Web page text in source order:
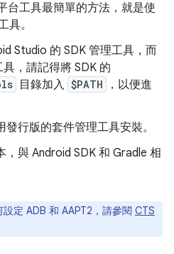
台工具最簡單的方法，就是使
具。
Studio 的 SDK 管理工具，而
，請記得將 SDK 的
目錄加入 $PATH
，以便進
行版的套件管理工具安裝。
，與 Android SDK 和 Gradle 相
定 ADB 和 AAPT2，請參閱 CTS